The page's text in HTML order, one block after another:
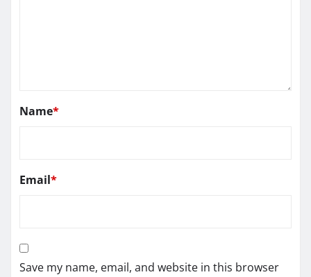
Name*
Email*
Save my name, email, and website in this browser